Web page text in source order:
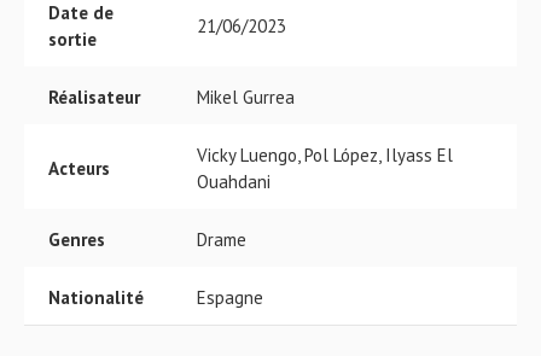
Date de
sortie
21/06/2023
Réalisateur Mikel Gurrea
Acteurs
Vicky Luengo, Pol López, Ilyass El
Ouahdani
Genres Drame
Nationalité Espagne